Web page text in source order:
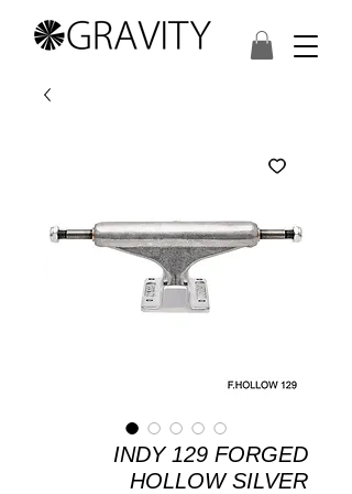
INDY 129 FORGED
HOLLOW SILVER